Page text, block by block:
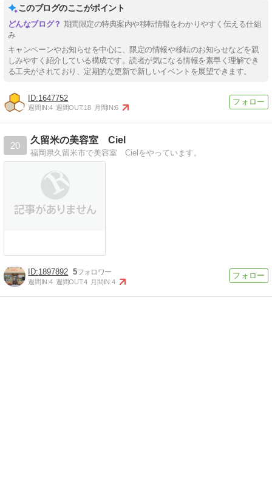
このブログのここがポイント
期間限定の特典案内や移転情報をわかりやすく伝える仕組
み
キャンペーンやお知らせを中心に、限定の情報や移転のお知らせなどを親
しみやすく紹介している構成です。読者が気になる情報を素早く理解でき
る工夫がされており、定期的な更新で新しいイベントを展望できます。
1647752
週間IN:4 週間OUT:18 月間IN:6
20
久留米の美容室 Ciel
福岡県久留米市で美容室 Cielをやっています。
1897892 5
週間IN:4 週間OUT:4 月間IN:4